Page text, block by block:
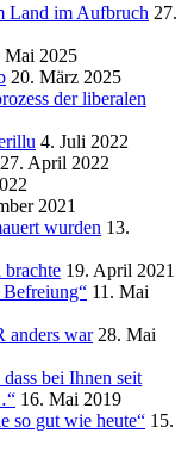
Land im Aufbruch 27.
Mai 2025
20. März 2025
der liberalen
4. Juli 2022
27. April 2022
2021
wurden 13.
19. April 2021
11. Mai
anders war 28. Mai
bei Ihnen seit
16. Mai 2019
so gut wie heute“ 15.